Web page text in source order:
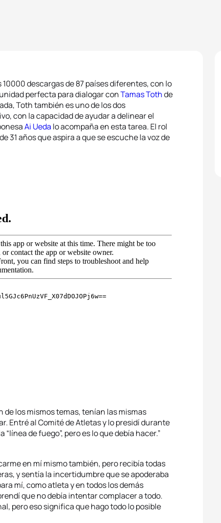
descargas de 87 países diferentes, con lo
perfecta para dialogar conTamas Tothde
Toth también es uno de los dos
con la capacidad de ayudar a delinear el
Ai Ueda lo acompaña en esta tarea. El rol
31 años que aspira a que se escuche la voz de
los mismos temas, tenían las mismas
Entré al Comité de Atletas y lo presidí durante
de fuego”, pero es lo que debía hacer.”
en mí mismo también, pero recibía todas
y sentía la incertidumbre que se apoderaba
mí, como atleta y en todos los demás
que no debía intentar complacer a todo.
pero eso significa que hago todo lo posible